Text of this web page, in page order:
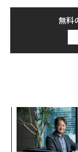
スクと合わせて。
つは、体内から
に効果的といわれ
無料